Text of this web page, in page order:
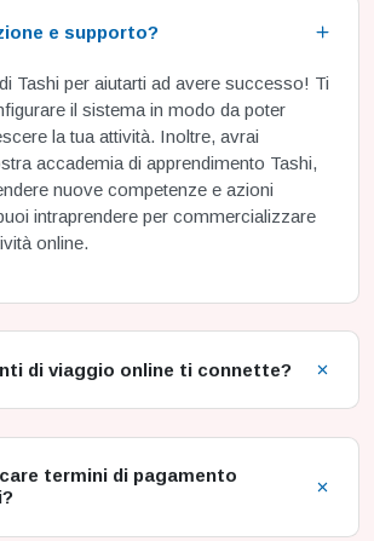
e supporto?
Tashi per aiutarti ad avere successo! Ti
il sistema in modo da poter
la tua attività. Inoltre, avrai
accademia di apprendimento Tashi,
nuove competenze e azioni
intraprendere per commercializzare
online.
di viaggio online ti connette?
termini di pagamento